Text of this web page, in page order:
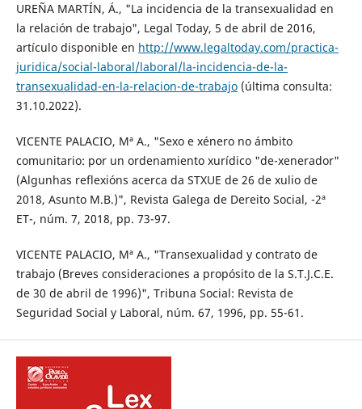
UREÑA MARTÍN, Á., "La incidencia de la transexualidad en
la relación de trabajo", Legal Today, 5 de abril de 2016,
artículo disponible en http://www.legaltoday.com/practica-
juridica/social-laboral/laboral/la-incidencia-de-la-
transexualidad-en-la-relacion-de-trabajo(última consulta:
31.10.2022).
VICENTE PALACIO, Mª A., "Sexo e xénero no ámbito
comunitario: por un ordenamiento xurídico "de-xenerador"
(Algunhas reflexións acerca da STXUE de 26 de xulio de
2018, Asunto M.B.)", Revista Galega de Dereito Social, -2ª
ET-, núm. 7, 2018, pp. 73-97.
VICENTE PALACIO, Mª A., "Transexualidad y contrato de
trabajo (Breves consideraciones a propósito de la S.T.J.C.E.
de 30 de abril de 1996)", Tribuna Social: Revista de
Seguridad Social y Laboral, núm. 67, 1996, pp. 55-61.